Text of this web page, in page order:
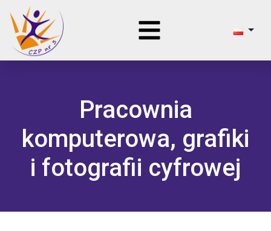
Pracownia
komputerowa, grafiki
i fotografii cyfrowej